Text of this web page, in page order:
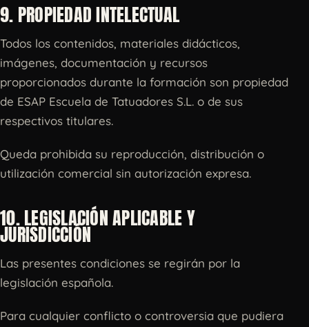
9. PROPIEDAD INTELECTUAL
Todos los contenidos, materiales didácticos,
imágenes, documentación y recursos
proporcionados durante la formación son propiedad
de ESAP Escuela de Tatuadores S.L. o de sus
respectivos titulares.
Queda prohibida su reproducción, distribución o
utilización comercial sin autorización expresa.
10. LEGISLACIÓN APLICABLE Y
JURISDICCIÓN
Las presentes condiciones se regirán por la
legislación española.
Para cualquier conflicto o controversia que pudiera